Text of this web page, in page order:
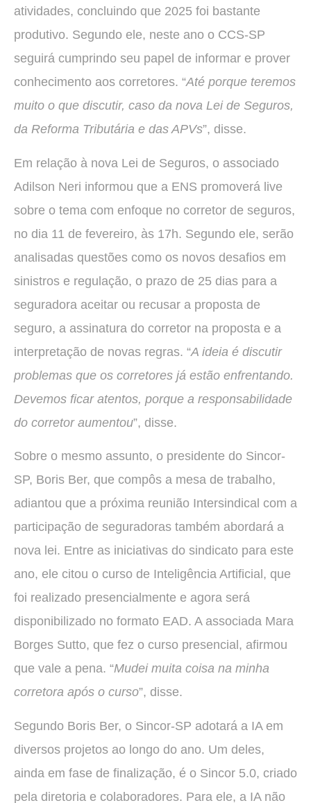
atividades, concluindo que 2025 foi bastante
produtivo. Segundo ele, neste ano o CCS-SP
seguirá cumprindo seu papel de informar e prover
conhecimento aos corretores. “Até porque teremos
muito o que discutir, caso da nova Lei de Seguros,
da Reforma Tributária e das APVs”, disse.
Em relação à nova Lei de Seguros, o associado
Adilson Neri informou que a ENS promoverá live
sobre o tema com enfoque no corretor de seguros,
no dia 11 de fevereiro, às 17h. Segundo ele, serão
analisadas questões como os novos desafios em
sinistros e regulação, o prazo de 25 dias para a
seguradora aceitar ou recusar a proposta de
seguro, a assinatura do corretor na proposta e a
interpretação de novas regras. “A ideia é discutir
problemas que os corretores já estão enfrentando.
Devemos ficar atentos, porque a responsabilidade
do corretor aumentou”, disse.
Sobre o mesmo assunto, o presidente do Sincor-
SP, Boris Ber, que compôs a mesa de trabalho,
adiantou que a próxima reunião Intersindical com a
participação de seguradoras também abordará a
nova lei. Entre as iniciativas do sindicato para este
ano, ele citou o curso de Inteligência Artificial, que
foi realizado presencialmente e agora será
disponibilizado no formato EAD. A associada Mara
Borges Sutto, que fez o curso presencial, afirmou
que vale a pena. “Mudei muita coisa na minha
corretora após o curso”, disse.
Segundo Boris Ber, o Sincor-SP adotará a IA em
diversos projetos ao longo do ano. Um deles,
ainda em fase de finalização, é o Sincor 5.0, criado
pela diretoria e colaboradores. Para ele, a IA não